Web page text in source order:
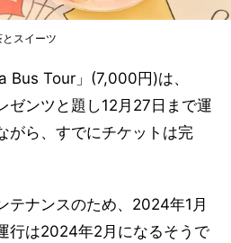
スイーツ
Bus Tour」(7,000円)は、
ゼンツと題し12月27日まで運
がら、すでにチケットは完
テナンスのため、2024年1月
行は2024年2月になるそうで